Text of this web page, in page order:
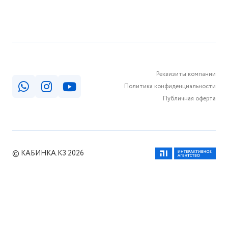
Реквизиты компании
Политика конфиденциальности
Публичная оферта
© КАБИНКА.КЗ 2026